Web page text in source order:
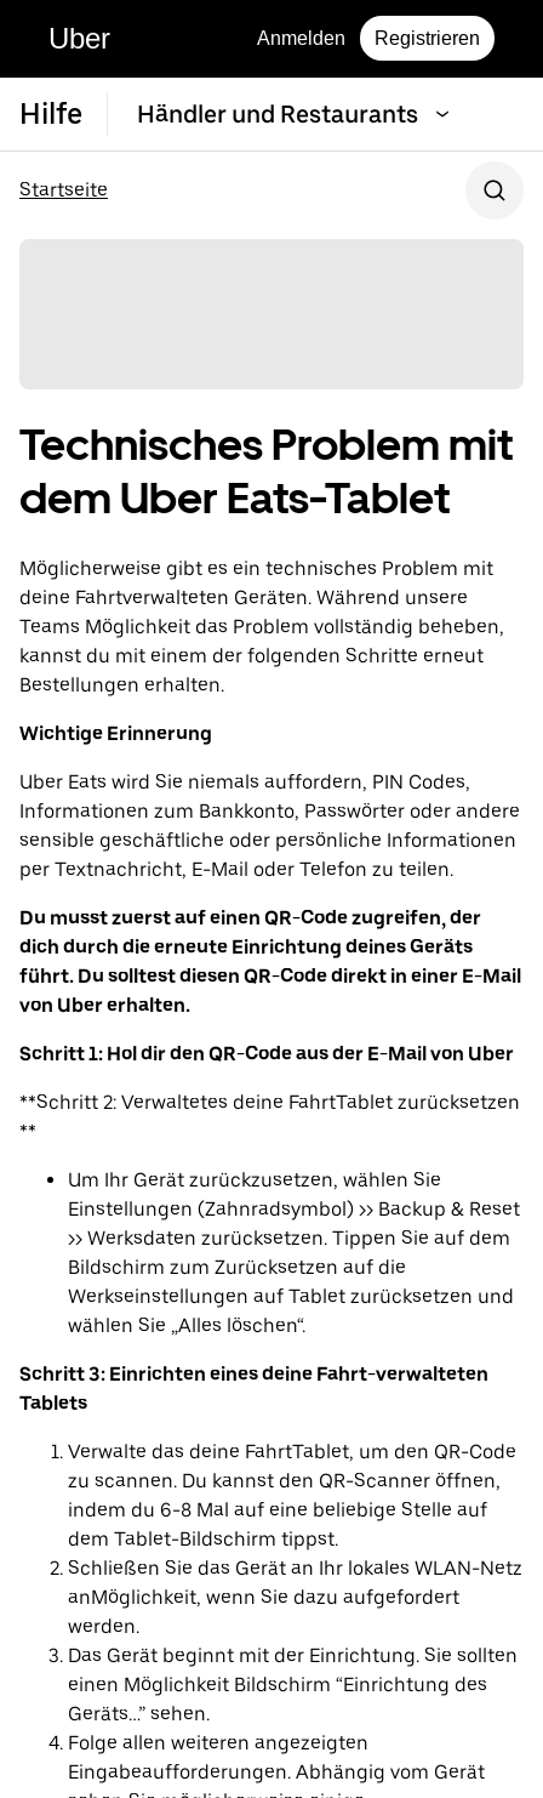
Uber Anmelden Registrieren
Hilfe Händler und Restaurants
Startseite
Technisches Problem mit
dem Uber Eats-Tablet
Möglicherweise gibt es ein technisches Problem mit
deine Fahrtverwalteten Geräten. Während unsere
Teams Möglichkeit das Problem vollständig beheben,
kannst du mit einem der folgenden Schritte erneut
Bestellungen erhalten.
Wichtige Erinnerung
Uber Eats wird Sie niemals auffordern, PIN Codes,
Informationen zum Bankkonto, Passwörter oder andere
sensible geschäftliche oder persönliche Informationen
per Textnachricht, E-Mail oder Telefon zu teilen.
Du musst zuerst auf einen QR-Code zugreifen, der
dich durch die erneute Einrichtung deines Geräts
führt. Du solltest diesen QR-Code direkt in einer E-Mail
von Uber erhalten.
Schritt 1: Hol dir den QR-Code aus der E-Mail von Uber
**Schritt 2: Verwaltetes deine FahrtTablet zurücksetzen
**
Um Ihr Gerät zurückzusetzen, wählen Sie
Einstellungen (Zahnradsymbol) >> Backup & Reset
>> Werksdaten zurücksetzen. Tippen Sie auf dem
Bildschirm zum Zurücksetzen auf die
Werkseinstellungen auf Tablet zurücksetzen und
wählen Sie „Alles löschen“.
Schritt 3: Einrichten eines deine Fahrt-verwalteten
Tablets
Verwalte das deine FahrtTablet, um den QR-Code
zu scannen. Du kannst den QR-Scanner öffnen,
indem du 6-8 Mal auf eine beliebige Stelle auf
dem Tablet-Bildschirm tippst.
Schließen Sie das Gerät an Ihr lokales WLAN-Netz
anMöglichkeit, wenn Sie dazu aufgefordert
werden.
Das Gerät beginnt mit der Einrichtung. Sie sollten
einen Möglichkeit Bildschirm “Einrichtung des
Geräts…” sehen.
Folge allen weiteren angezeigten
Eingabeaufforderungen. Abhängig vom Gerät